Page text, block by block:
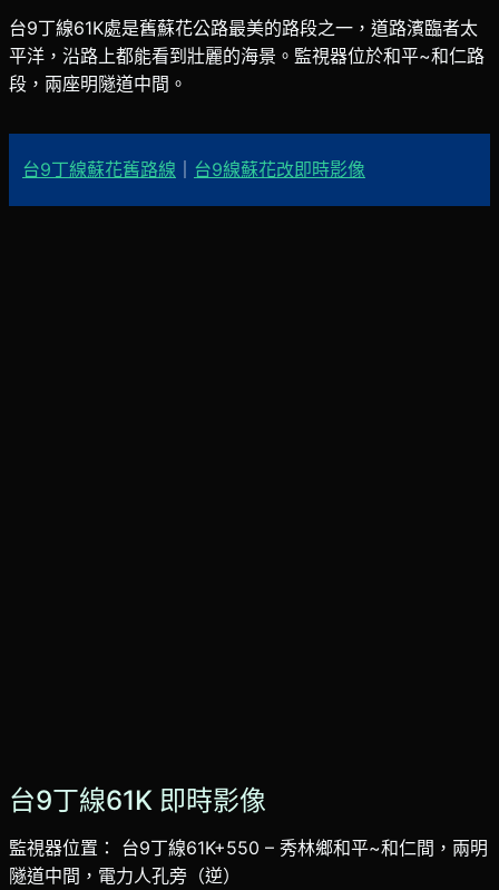
台9丁線61K處是舊蘇花公路最美的路段之一，道路濱臨者太
平洋，沿路上都能看到壯麗的海景。監視器位於和平~和仁路
段，兩座明隧道中間。
台9丁線蘇花舊路線 台9線蘇花改即時影像
台9丁線61K 即時影像
監視器位置： 台9丁線61K+550 – 秀林鄉和平~和仁間，兩明
隧道中間，電力人孔旁（逆）